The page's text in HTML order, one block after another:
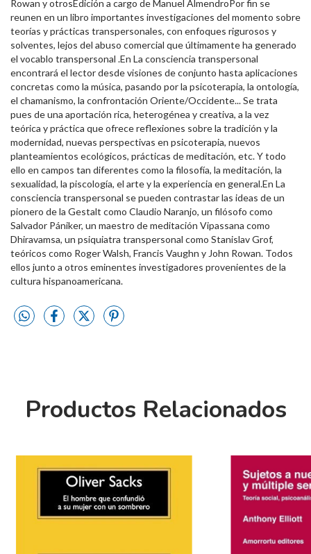
Rowan y otrosEdición a cargo de Manuel AlmendroPor fin se
reunen en un libro importantes investigaciones del momento sobre
teorías y prácticas transpersonales, con enfoques rigurosos y
solventes, lejos del abuso comercial que últimamente ha generado
el vocablo transpersonal .En La consciencia transpersonal
encontrará el lector desde visiones de conjunto hasta aplicaciones
concretas como la música, pasando por la psicoterapia, la ontología,
el chamanismo, la confrontación Oriente/Occidente... Se trata
pues de una aportación rica, heterogénea y creativa, a la vez
teórica y práctica que ofrece reflexiones sobre la tradición y la
modernidad, nuevas perspectivas en psicoterapia, nuevos
planteamientos ecológicos, prácticas de meditación, etc. Y todo
ello en campos tan diferentes como la filosofía, la meditación, la
sexualidad, la piscología, el arte y la experiencia en general.En La
consciencia transpersonal se pueden contrastar las ideas de un
pionero de la Gestalt como Claudio Naranjo, un filósofo como
Salvador Pániker, un maestro de meditación Vipassana como
Dhiravamsa, un psiquiatra transpersonal como Stanislav Grof,
teóricos como Roger Walsh, Francis Vaughn y John Rowan. Todos
ellos junto a otros eminentes investigadores provenientes de la
cultura hispanoamericana.
Productos Relacionados